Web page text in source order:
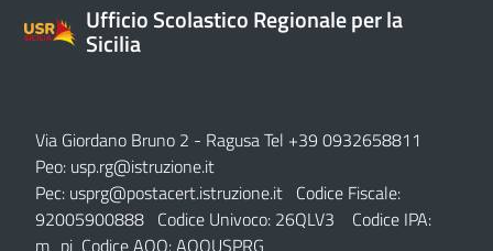
Ufficio Scolastico Regionale per la
Sicilia
Via Giordano Bruno 2 - Ragusa Tel +39 0932658811
Peo: usp.rg@istruzione.it
Pec: usprg@postacert.istruzione.it Codice Fiscale:
92005900888 Codice Univoco: 26QLV3 Codice IPA:
m_pi Codice AOO: AOOUSPRG